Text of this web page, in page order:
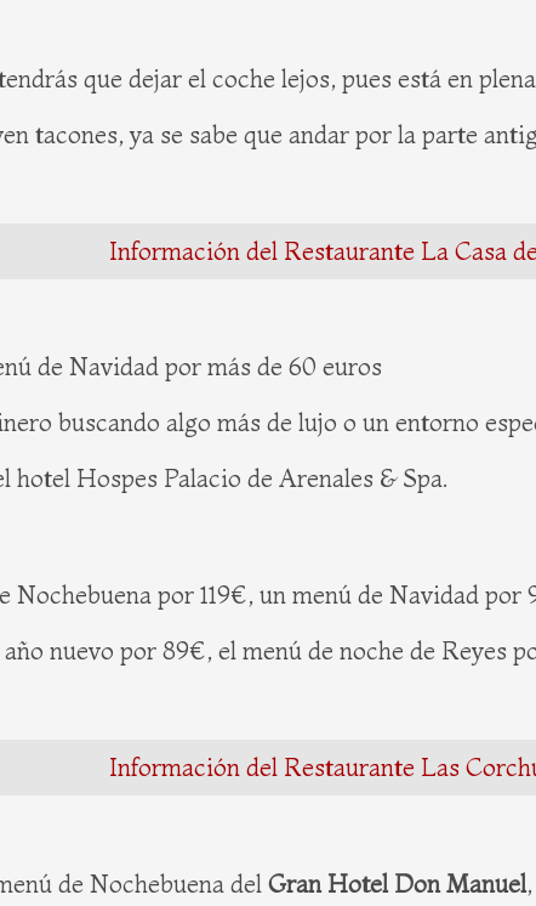
que dejar el coche lejos, pues está en
tacones, ya se sabe que andar por la parte
Información del Restaurante La Casa
de Navidad por más de 60 euros
buscando algo más de lujo o un entorno
hotel Hospes Palacio de Arenales & Spa.
por 119€, un menú de Navidad
nuevo por 89€, el menú de noche de Reyes
Información del Restaurante Las
de Nochebuena del Gran Hotel Don Manuel